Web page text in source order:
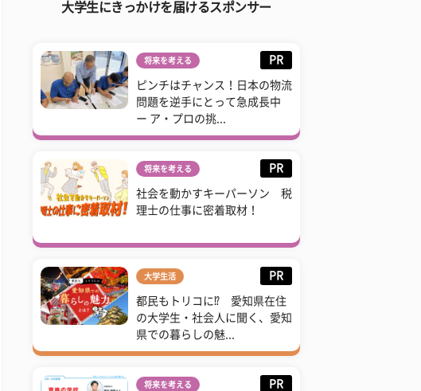
大学生にきっかけを届けるスポンサー
将来を考える PR
ピンチはチャンス！日本の物流
問題を逆手にとって急成長中
ー ア・プロの挑...
将来を考える PR
社会を動かすキーパーソン 税
理士の仕事に密着取材！
大学生活 PR
都民もトリコに⁉ 愛知県在住
の大学生・社会人に聞く、愛知
県での暮らしの魅...
将来を考える PR